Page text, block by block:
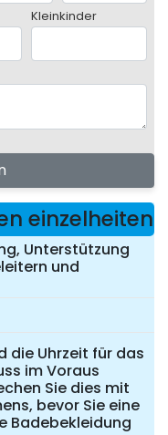
Kleinkinder
einzelheiten
Unterstützung
und
die Uhrzeit für das
im Voraus
Sie dies mit
bevor Sie eine
Badebekleidung